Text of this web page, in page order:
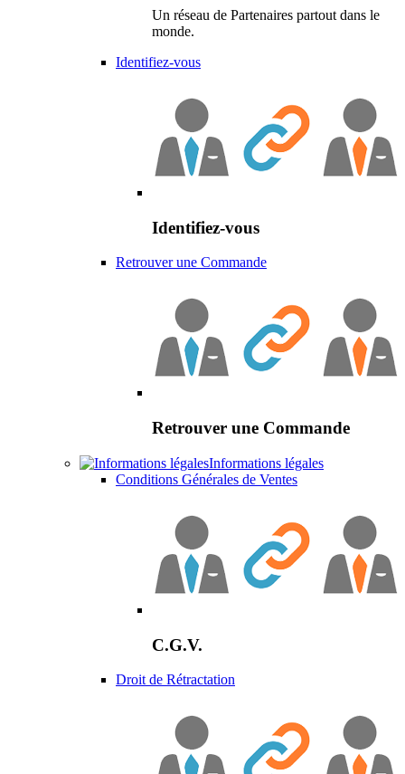
Un réseau de Partenaires partout dans le
monde.
Identifiez-vous
Identifiez-vous
Retrouver une Commande
Retrouver une Commande
Informations légales
Conditions Générales de Ventes
C.G.V.
Droit de Rétractation